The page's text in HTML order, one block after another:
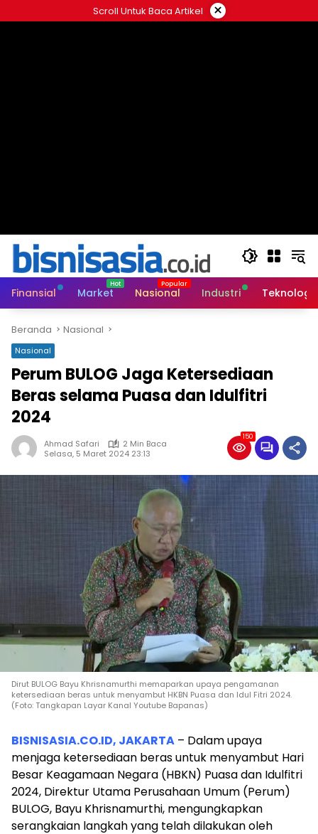
ke
Scroll Untuk Baca Artikel ×
Finansial Market Nasional Industri Teknologi
Beranda Nasional
Nasional
Perum BULOG Jaga Ketersediaan
Beras selama Puasa dan Idulfitri
2024
Ahmad Safari
2 Min Baca
Selasa, 5 Maret 2024 23:13
150
Dirut BULOG Bayu Khrisnamurthi memaparkan upaya pengamanan
ketersediaan beras untuk menyambut HKBN Puasa dan Idul Fitri 2024.
(Foto: Tangkapan Layar Kanal Youtube Bapanas)
BISNISASIA.CO.ID, JAKARTA – Dalam upaya
menjaga ketersediaan beras untuk menyambut Hari
Besar Keagamaan Negara (HBKN) Puasa dan Idulfitri
2024, Direktur Utama Perusahaan Umum (Perum)
BULOG, Bayu Khrisnamurthi, mengungkapkan
serangkaian langkah yang telah dilakukan oleh